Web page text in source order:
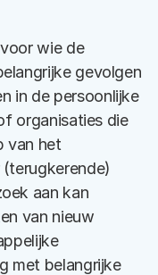
wie de
gevolgen
in de persoonlijke
organisaties die
van het
aan kan
van nieuw
met belangrijke